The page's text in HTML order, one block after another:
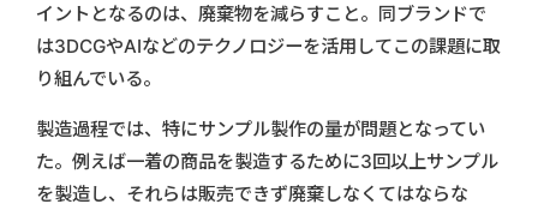
イントとなるのは、廃棄物を減らすこと。同ブランドで
は3DCGやAIなどのテクノロジーを活用してこの課題に取
り組んでいる。
製造過程では、特にサンプル製作の量が問題となってい
た。例えば一着の商品を製造するために3回以上サンプル
を製造し、それらは販売できず廃棄しなくてはならな